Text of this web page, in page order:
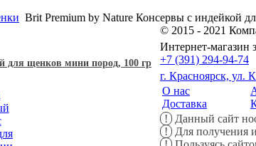
Brit Premium by Nature Консервы с индейкой
для щенков мини пород, 100 гр
© 2015 - 2021
Интернет-магазин
+7 (391) 294-94-74
г. Красноярск, ул.
О нас
Доставка
!
Данный сайт
!
Для получения